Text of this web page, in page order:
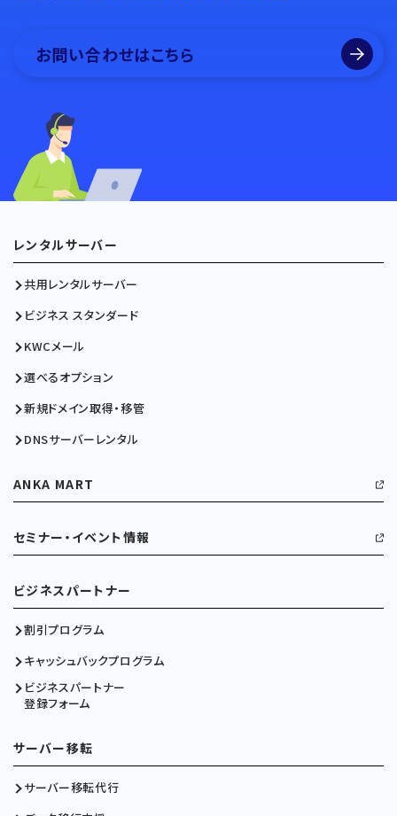
お問い合わせはこちら
レンタルサーバー
共用レンタルサーバー
ビジネス スタンダード
KWCメール
選べるオプション
新規ドメイン取得・移管
DNSサーバーレンタル
ANKA MART
セミナー・イベント情報
ビジネスパートナー
割引プログラム
キャッシュバックプログラム
ビジネスパートナー
登録フォーム
サーバー移転
サーバー移転代行